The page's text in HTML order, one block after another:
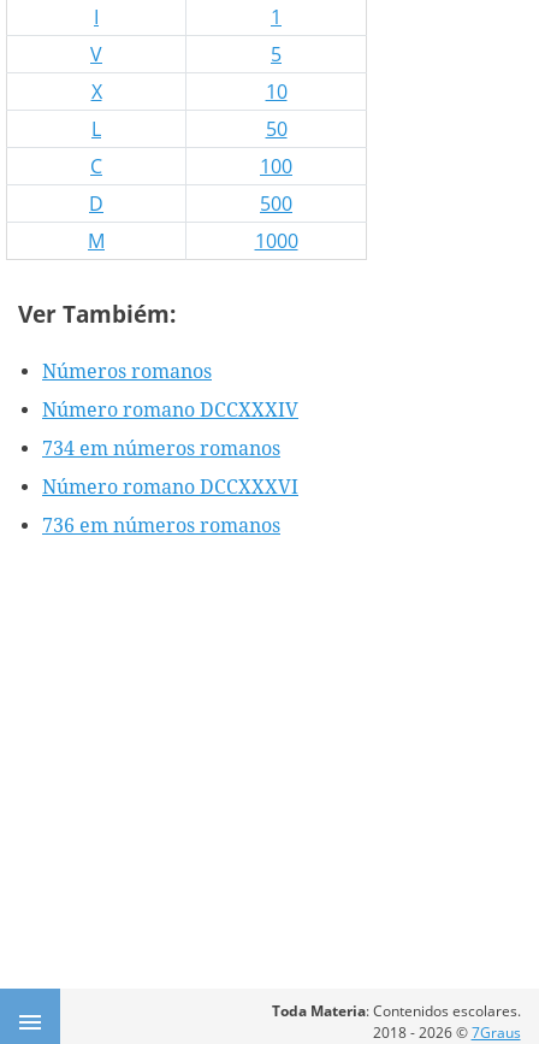
I
1
V
5
X
10
L
50
C
100
D
500
M
1000
Ver Tambiém:
Números romanos
Número romano DCCXXXIV
734 em números romanos
Número romano DCCXXXVI
736 em números romanos
Toda Materia: Contenidos escolares.
2018 - 2026 ©7Graus